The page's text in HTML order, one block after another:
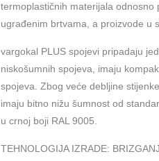
termoplastičnih materijala odnosno
ugrađenim brtvama, a proizvode u
vargokal PLUS spojevi pripadaju
niskošumnih spojeva, imaju
spojeva. Zbog veće debljine
imaju bitno nižu šumnost od
u crnoj boji RAL 9005.
TEHNOLOGIJA IZRADE: